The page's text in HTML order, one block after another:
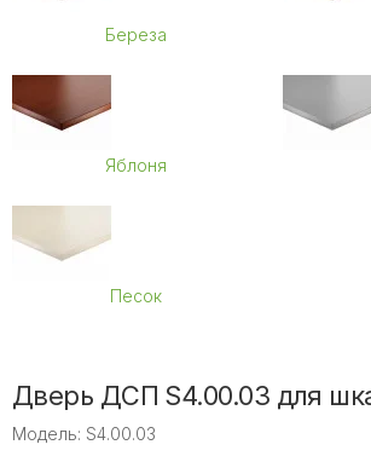
Береза
Яблоня
Песок
Дверь ДСП S4.00.03 для
Модель: S4.00.03